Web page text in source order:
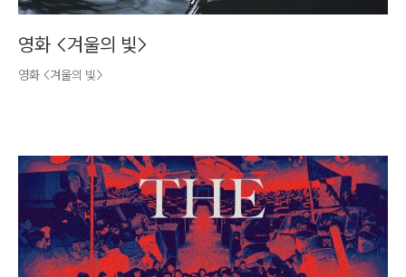
영화 <겨울의 빛>
영화 <겨울의 빛>